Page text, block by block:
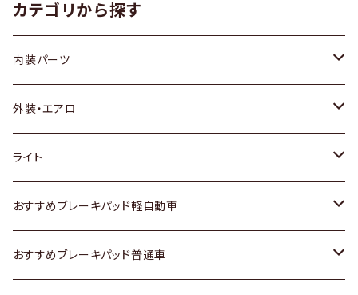
カテゴリから探す
内装パーツ
トヨタ
ホンダ
スズキ
日産
外装・エアロ
トヨタ
ホンダ
スズキ
ライト
トヨタ
スズキ
おすすめブレーキパッド軽自動車
トヨタ
おすすめブレーキパッド普通車